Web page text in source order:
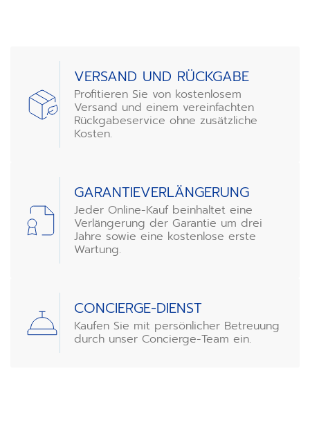
VERSAND UND RÜCKGABE
Profitieren Sie von kostenlosem
Versand und einem vereinfachten
Rückgabeservice ohne zusätzliche
Kosten.
GARANTIEVERLÄNGERUNG
Jeder Online-Kauf beinhaltet eine
Verlängerung der Garantie um drei
Jahre sowie eine kostenlose erste
Wartung.
CONCIERGE-DIENST
Kaufen Sie mit persönlicher Betreuung
durch unser Concierge-Team ein.